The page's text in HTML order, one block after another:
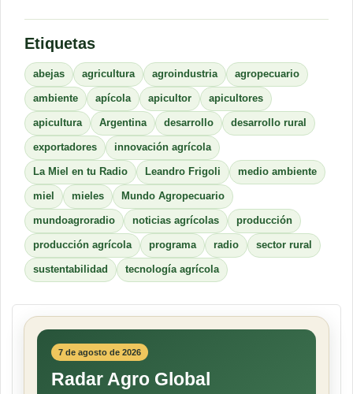
Etiquetas
abejas agricultura agroindustria agropecuario
ambiente apícola apicultor apicultores
apicultura Argentina desarrollo desarrollo rural
exportadores innovación agrícola
La Miel en tu Radio Leandro Frigoli medio ambiente
miel mieles Mundo Agropecuario
mundoagroradio noticias agrícolas producción
producción agrícola programa radio sector rural
sustentabilidad tecnología agrícola
7 de agosto de 2026
Radar Agro Global